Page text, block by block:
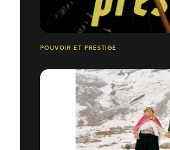
POUVOIR ET PRESTIGE